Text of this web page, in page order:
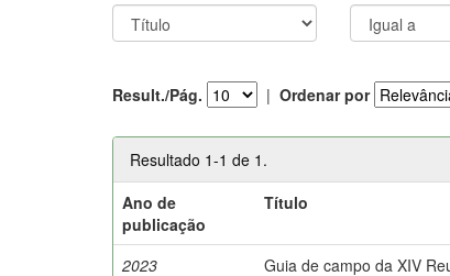
Result./Pág. | Ordenar por
Resultado 1-1 de 1.
Ano de
publicação
Título
2023
Guia de campo da XIV